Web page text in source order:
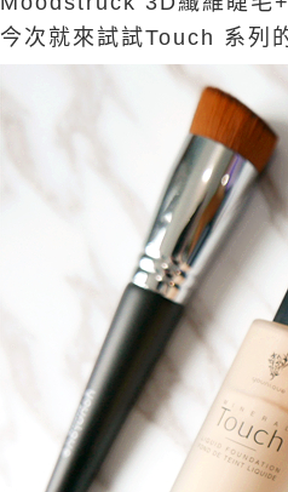
今次就來試試Touch 系列